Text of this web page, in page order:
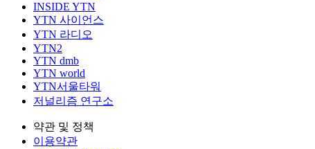
INSIDE YTN
YTN 사이언스
YTN 라디오
YTN2
YTN dmb
YTN world
YTN서울타워
저널리즘 연구소
약관 및 정책
이용약관